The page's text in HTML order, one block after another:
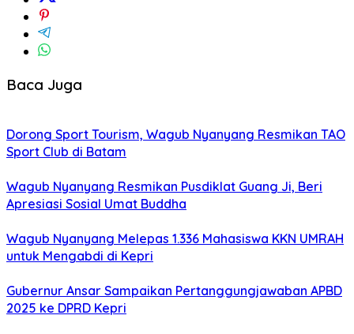
Baca Juga
Dorong Sport Tourism, Wagub Nyanyang Resmikan TAO
Sport Club di Batam
Wagub Nyanyang Resmikan Pusdiklat Guang Ji, Beri
Apresiasi Sosial Umat Buddha
Wagub Nyanyang Melepas 1.336 Mahasiswa KKN UMRAH
untuk Mengabdi di Kepri
Gubernur Ansar Sampaikan Pertanggungjawaban APBD
2025 ke DPRD Kepri